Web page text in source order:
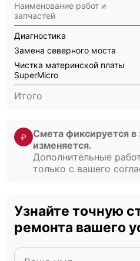
Наименование работ и
запчастей
Диагностика
Замена северного моста
Чистка материнской платы
SuperMicro
Итого
₽
Смета фиксируется в
изменяется.
Дополнительные
только с вашего
Узнайте точную
ремонта вашего